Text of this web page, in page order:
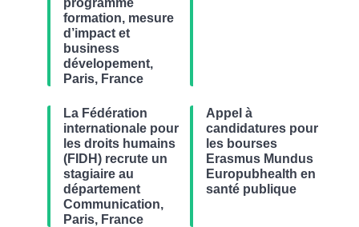
programme
formation, mesure
d’impact et
business
dévelopement,
Paris, France
La Fédération
internationale pour
les droits humains
(FIDH) recrute un
stagiaire au
département
Communication,
Paris, France
Appel à
candidatures pour
les bourses
Erasmus Mundus
Europubhealth en
santé publique